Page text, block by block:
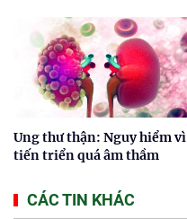
Ung thư thận: Nguy hiểm vì
tiến triển quá âm thầm
CÁC TIN KHÁC